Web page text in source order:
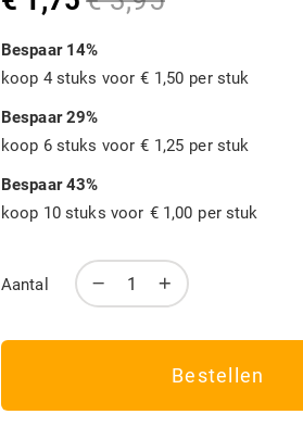
Speciale
prijs
prijs
Bespaar14%
koop 4 stuks voor € 1,50 per stuk
Bespaar29%
koop 6 stuks voor € 1,25 per stuk
Bespaar43%
koop 10 stuks voor € 1,00 per stuk
Aantal
Bestellen